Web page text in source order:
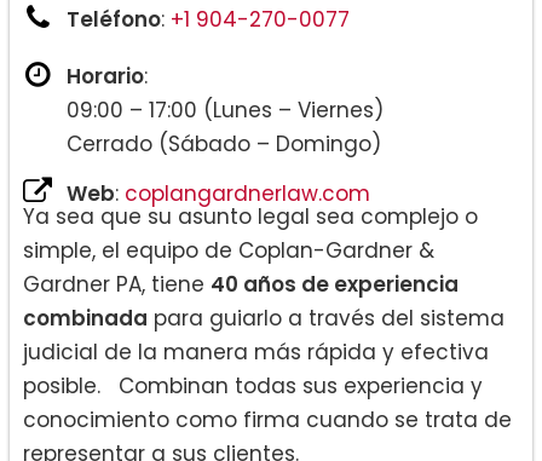
Teléfono: +1 904-270-0077
Horario:
09:00 – 17:00 (Lunes – Viernes)
Cerrado (Sábado – Domingo)
Web: coplangardnerlaw.com
Ya sea que su asunto legal sea complejo o
simple, el equipo de Coplan-Gardner &
Gardner PA, tiene 40 años de experiencia
combinada para guiarlo a través del sistema
judicial de la manera más rápida y efectiva
posible. Combinan todas sus experiencia y
conocimiento como firma cuando se trata de
representar a sus clientes.